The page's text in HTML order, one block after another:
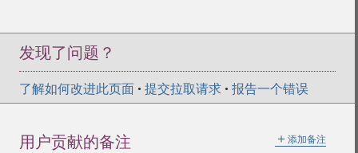
发现了问题？
了解如何改进此页面 • 提交拉取请求 • 报告一个错误
＋ 添加备注
用户贡献的备注